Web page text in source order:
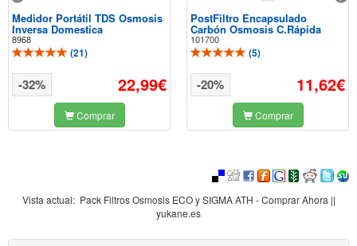
Medidor Portátil TDS Osmosis
Inversa Domestica
8968
(21)
22,99€
-32%
Comprar
PostFiltro Encapsulado
Carbón Osmosis C.Rápida
101700
(5)
11,62€
-20%
Comprar
Vista actual: Pack Filtros Osmosis ECO y SIGMA ATH - Comprar Ahora ||
yukane.es